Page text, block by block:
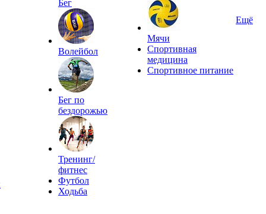
Бег
Волейбол
Бег по
бездорожью
Тренинг/
фитнес
Футбол
Ходьба
Мячи
Спортивная
медицина
Спортивное питание
Ещё